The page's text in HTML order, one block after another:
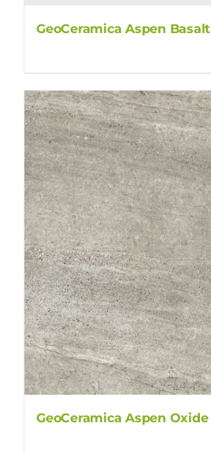
GeoCeramica Aspen Basalt
GeoCeramica Aspen Oxide